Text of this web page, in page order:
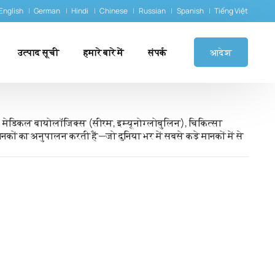
German Hindi Chinese Russian Spanish Tiếng Việt
उत्पाद सूची हमारे बारे में संपर्क आदेश
बायोलॉजिक्स (सीरम, इम्यूनोग्लोबुलिन), चिकित्सा
का अनुपालन करती हैं—जो दुनिया भर में सबसे कड़े मानकों में से